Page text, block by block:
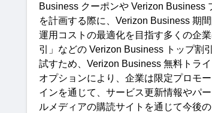
Business クーポンや Verizon Business
を計画する際に、 Verizon Business 期
運用コストの最適化を目指す多くの企
引」などの Verizon Business トップ割
試すため、 Verizon Business 無料トラ
オプションにより、企業は限定プロモ
インを通じて、サービス更新情報やパ
ルメディアの購読サイトを通じて今後